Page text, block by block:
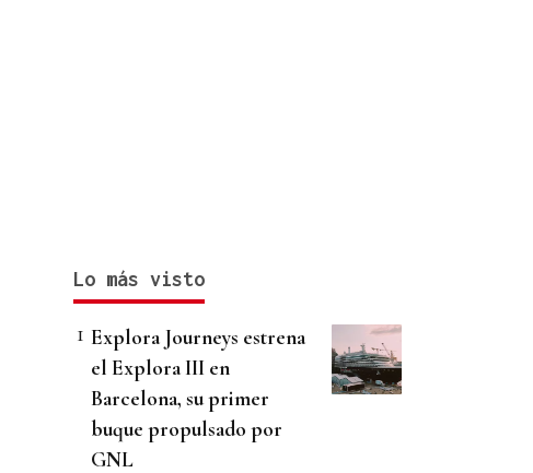
Lo más visto
Explora Journeys estrena
el Explora III en
Barcelona, su primer
buque propulsado por
GNL